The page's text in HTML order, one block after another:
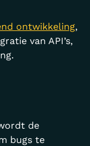
ontwikkeling,
van API’s,
de
bugs te